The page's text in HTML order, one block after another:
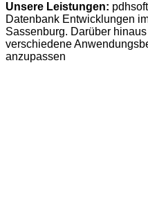
Unsere Leistungen:
Datenbank Entwicklungen
Sassenburg. Darüber
verschiedene
anzupassen